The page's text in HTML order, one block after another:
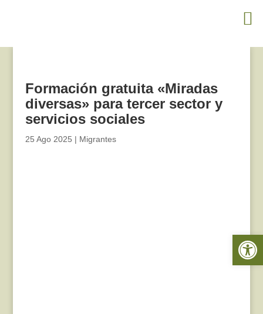
Formación gratuita «Miradas
diversas» para tercer sector y
servicios sociales
25 Ago 2025 | Migrantes
Abrir